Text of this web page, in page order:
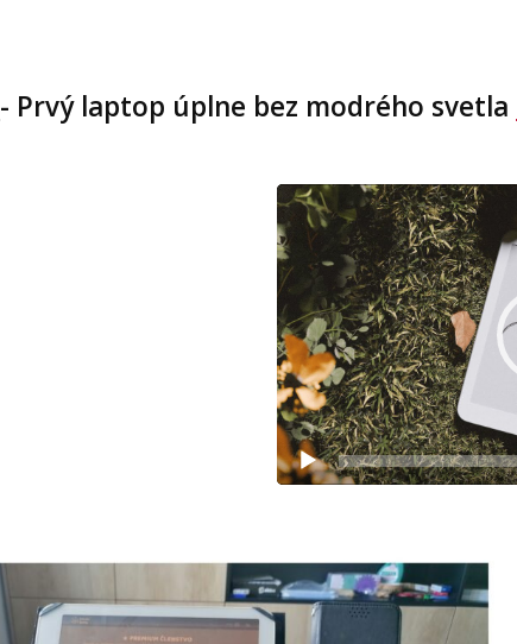
- Prvý laptop úplne bez modrého svetla
Video
prehrávač